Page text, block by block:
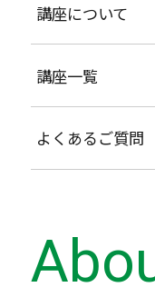
講座について
講座一覧
よくあるご質問